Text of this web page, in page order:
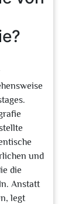
und
die
Anstatt
legt